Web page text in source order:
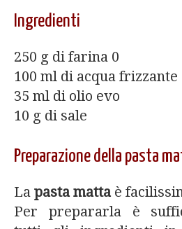
Ingredienti
250 g di farina 0
100 ml di acqua frizzante
35 ml di olio evo
10 g di sale
Preparazione della pasta
La pasta matta è
Per prepararla è